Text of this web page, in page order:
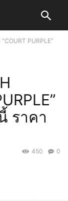
PURPLE”
ราคา
0
450